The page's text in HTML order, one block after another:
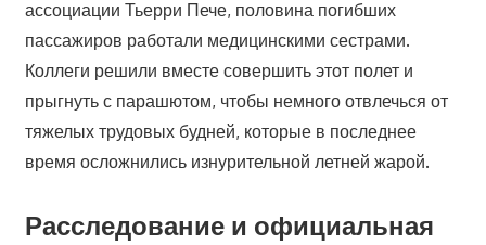
ассоциации Тьерри Пече, половина погибших
пассажиров работали медицинскими сестрами.
Коллеги решили вместе совершить этот полет и
прыгнуть с парашютом, чтобы немного отвлечься от
тяжелых трудовых будней, которые в последнее
время осложнились изнурительной летней жарой.
Расследование и официальная